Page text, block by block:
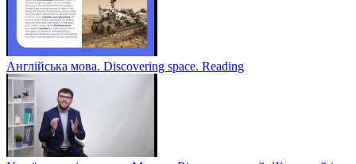
Англійська мова. Discovering space. Reading